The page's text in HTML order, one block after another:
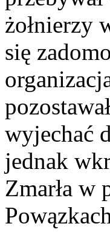
żołnierzy
się
wyjechać
jednak
Zmarła w